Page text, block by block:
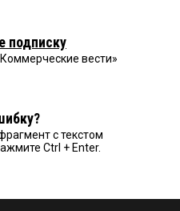
подписку
вести»
с текстом
Ctrl + Enter.